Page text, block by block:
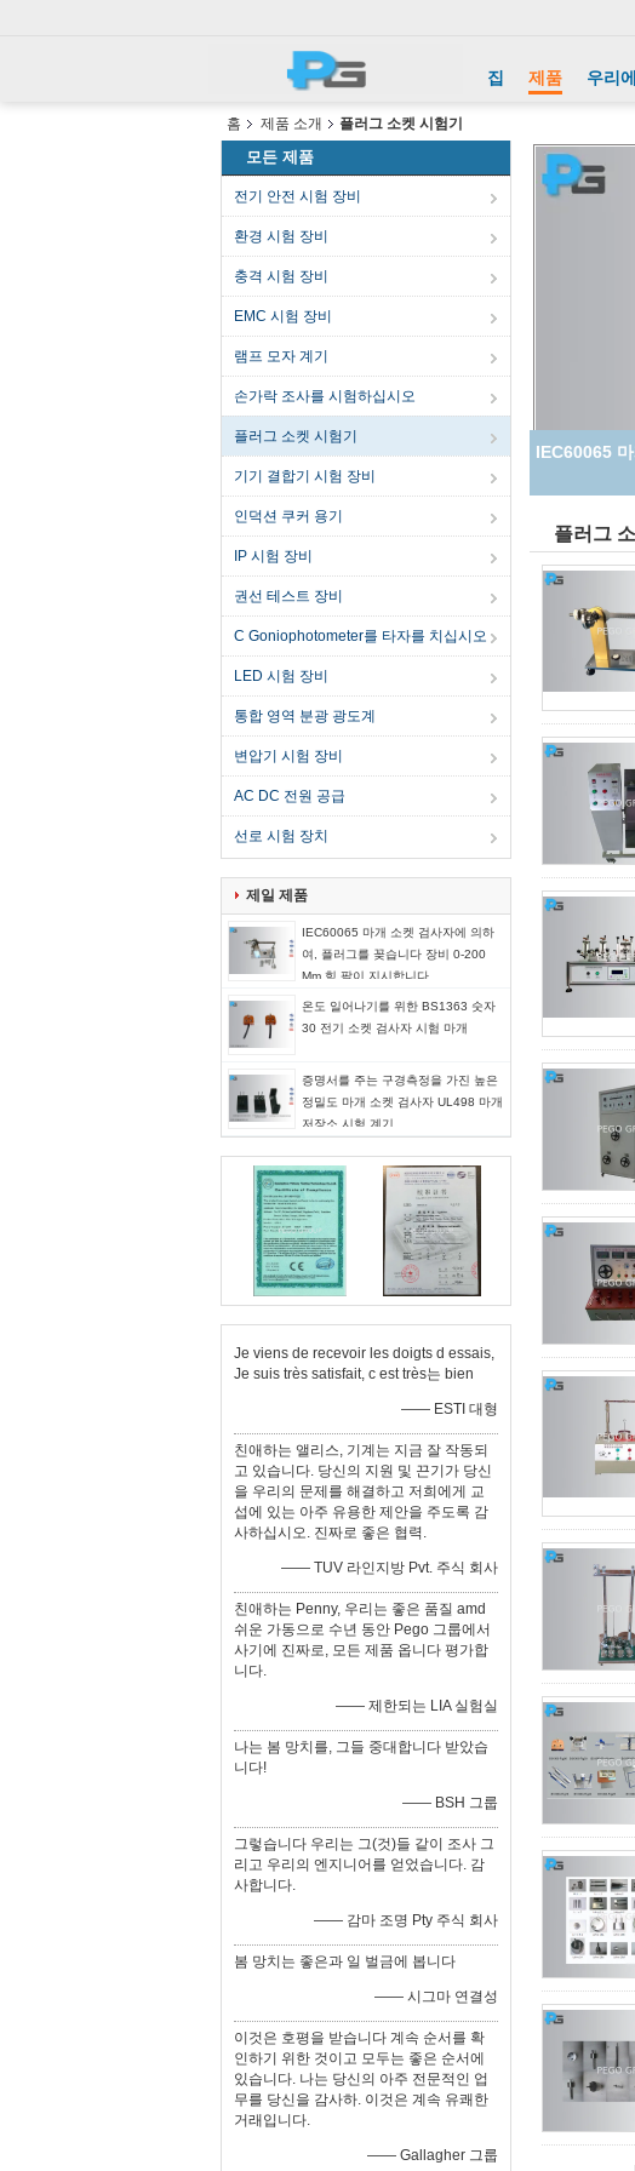
집 제품 우리
홈 제품 소개 플러그 소켓 시험기
모든 제품
전기 안전 시험 장비
환경 시험 장비
충격 시험 장비
EMC 시험 장비
램프 모자 계기
손가락 조사를 시험하십시오
플러그 소켓 시험기
기기 결합기 시험 장비
인덕션 쿠커 용기
IP 시험 장비
권선 테스트 장비
C Goniophotometer를 타자를 치십시오
LED 시험 장비
통합 영역 분광 광도계
변압기 시험 장비
AC DC 전원 공급
선로 시험 장치
제일 제품
IEC60065 마개 소켓 검사자에 의하
여, 플러그를 꽂습니다 장비 0-200
Mm 힘 팔이 지시합니다
온도 일어나기를 위한 BS1363 숫자
30 전기 소켓 검사자 시험 마개
증명서를 주는 구경측정을 가진 높은
정밀도 마개 소켓 검사자 UL498 마개
저장소 시험 계기
Je viens de recevoir les doigts d essais,
Je suis très satisfait, c est très는 bien
—— ESTI 대형
친애하는 앨리스, 기계는 지금 잘 작동되
고 있습니다. 당신의 지원 및 끈기가 당신
을 우리의 문제를 해결하고 저희에게 교
섭에 있는 아주 유용한 제안을 주도록 감
사하십시오. 진짜로 좋은 협력.
—— TUV 라인지방 Pvt. 주식 회사
친애하는 Penny, 우리는 좋은 품질 amd
쉬운 가동으로 수년 동안 Pego 그룹에서
사기에 진짜로, 모든 제품 옵니다 평가합
니다.
—— 제한되는 LIA 실험실
나는 봄 망치를, 그들 중대합니다 받았습
니다!
—— BSH 그룹
그렇습니다 우리는 그(것)들 같이 조사 그
리고 우리의 엔지니어를 얻었습니다. 감
사합니다.
—— 감마 조명 Pty 주식 회사
봄 망치는 좋은과 일 벌금에 봅니다
—— 시그마 연결성
이것은 호평을 받습니다 계속 순서를 확
인하기 위한 것이고 모두는 좋은 순서에
있습니다. 나는 당신의 아주 전문적인 업
무를 당신을 감사하. 이것은 계속 유쾌한
거래입니다.
—— Gallagher 그룹
넘어지
플러그